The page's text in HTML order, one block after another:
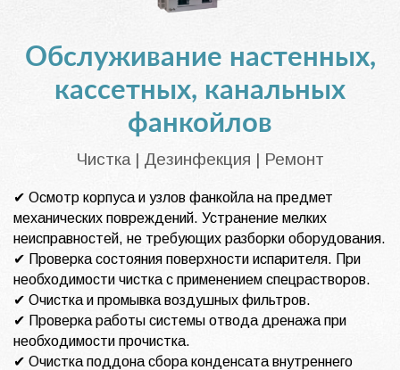
Обслуживание настенных,
кассетных, канальных
фанкойлов
Чистка | Дезинфекция | Ремонт
✔ Осмотр корпуса и узлов фанкойла на предмет
механических повреждений. Устранение мелких
неисправностей, не требующих разборки оборудования.
✔ Проверка состояния поверхности испарителя. При
необходимости чистка с применением спецрастворов.
✔ Очистка и промывка воздушных фильтров.
✔ Проверка работы системы отвода дренажа при
необходимости прочистка.
✔ Очистка поддона сбора конденсата внутреннего